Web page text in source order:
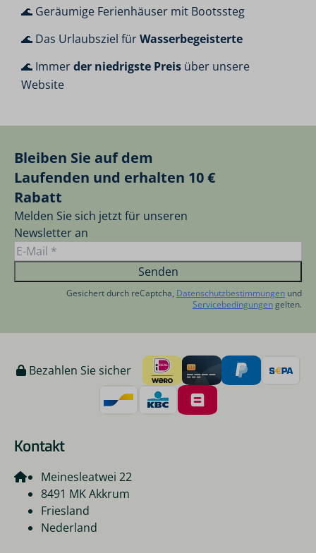
🌊 Geräumige Ferienhäuser mit Bootssteg
🌊 Das Urlaubsziel fürWasserbegeisterte
🌊 Immerder niedrigste Preis über unsere
Website
Bleiben Sie auf dem
Laufenden und erhalten 10 €
Rabatt
Melden Sie sich jetzt für unseren
Newsletter an
Senden
Gesichert durch reCaptcha, Datenschutzbestimmungen und
Servicebedingungengelten.
Bezahlen Sie sicher
Kontakt
Meinesleatwei 22
8491 MK Akkrum
Friesland
Nederland